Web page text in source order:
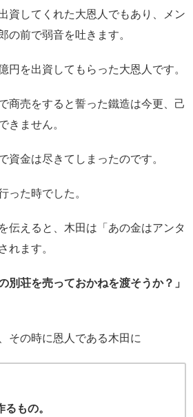
資してくれた大恩人でもあり、メン
の前で弱音を吐きます。
円を出資してもらった大恩人です。
商売をすると誓った鐵造は今更、己
きません。
資金は尽きてしまったのです。
った時でした。
伝えると、木田は「あの金はアンタ
れます。
別荘を売っておかねを渡そうか？」
その時に恩人である木田に
るもの。